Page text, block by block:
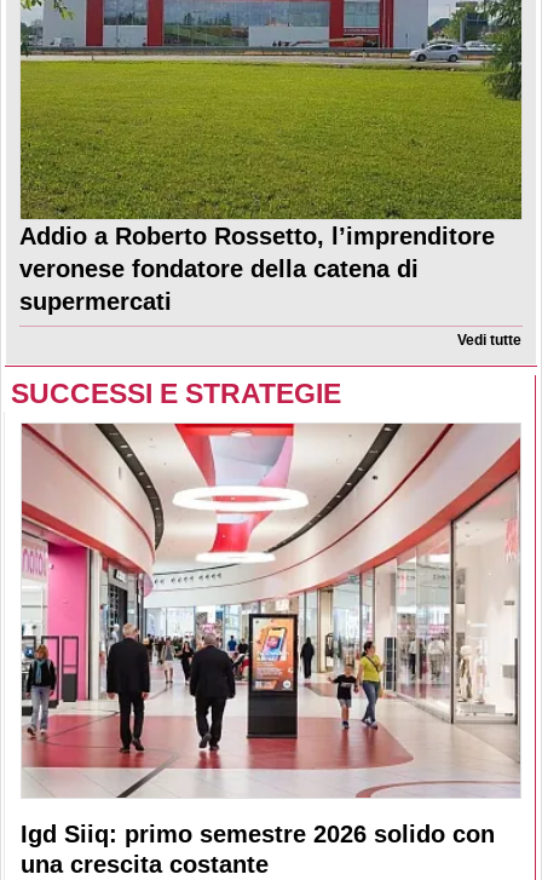
Addio a Roberto Rossetto, l’imprenditore
veronese fondatore della catena di
supermercati
Vedi tutte
SUCCESSI E STRATEGIE
Igd Siiq: primo semestre 2026 solido con
una crescita costante